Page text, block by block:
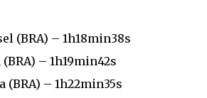
(BRA) – 1h18min38s
– 1h19min42s
– 1h22min35s